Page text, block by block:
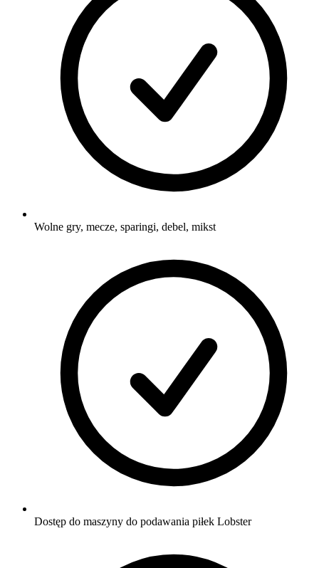
Wolne gry, mecze, sparingi, debel, mikst
Dostęp do maszyny do podawania piłek Lobster